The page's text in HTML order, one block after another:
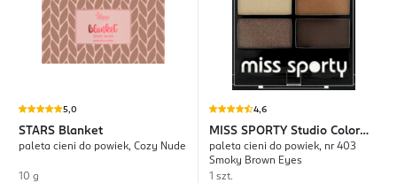
5,0
STARS Blanket
paleta cieni do powiek, Cozy Nude
10 g
4,6
MISS SPORTY Studio Color
Quattro
paleta cieni do powiek, nr 403
Smoky Brown Eyes
1 szt.